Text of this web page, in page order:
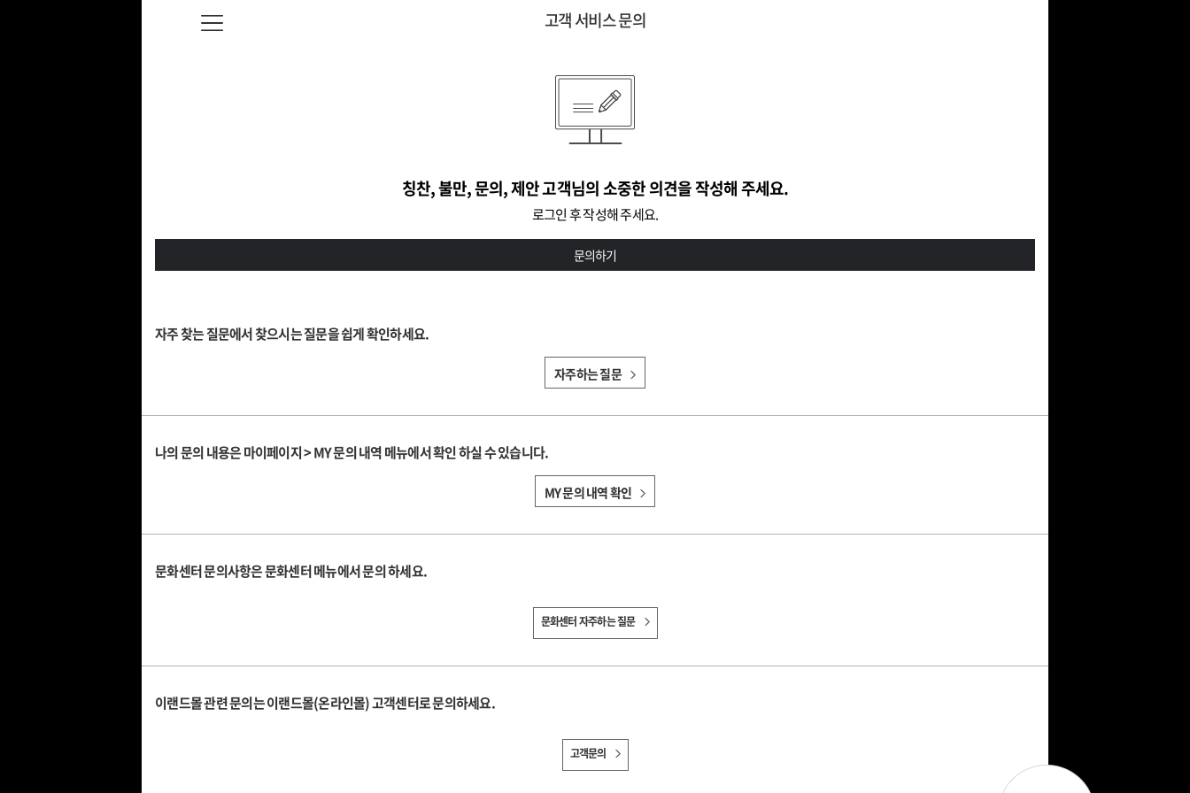
고객 서비스 문의
칭찬, 불만, 문의, 제안 고객님의 소중한 의견을 작성해 주세요.
로그인 후 작성해 주세요.
문의하기
자주 찾는 질문에서 찾으시는 질문을 쉽게 확인하세요.
자주하는 질문
나의 문의 내용은 마이페이지 > MY 문의 내역 메뉴에서 확인 하실 수 있습니다.
MY 문의 내역 확인
문화센터 문의사항은 문화센터 메뉴에서 문의 하세요.
문화센터 자주하는 질문
이랜드몰 관련 문의는 이랜드몰(온라인몰) 고객센터로 문의하세요.
고객문의